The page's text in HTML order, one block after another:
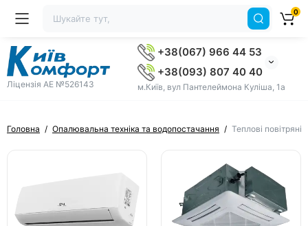
Ліцензія AE №526143
+38(067) 966 44 53
+38(093) 807 40 40
м.Київ, вул Пантелеймона Куліша, 1а
0
Головна Опалювальна техніка та водопостачання Теплові повітряні